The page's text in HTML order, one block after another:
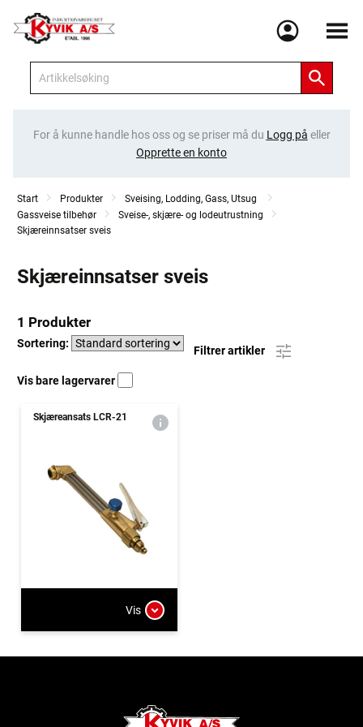
Meny
For å kunne handle hos oss og se priser må du Logg på eller
Opprette en konto
Start Produkter
Sveising, Lodding, Gass, Utsug
Gassveise tilbehør
Sveise-, skjære- og lodeutrustning
Skjæreinnsatser sveis
Skjæreinnsatser sveis
1 Produkter
Sortering:
Filtrer artikler
Vis bare lagervarer
Skjæreansats LCR-21
Vis